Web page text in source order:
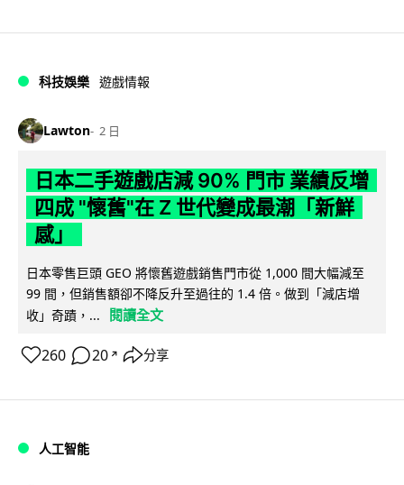
科技娛樂 遊戲情報
Lawton 2 日
日本二手遊戲店減 90% 門市 業績反增
四成 "懷舊"在 Z 世代變成最潮「新鮮
感」
日本零售巨頭 GEO 將懷舊遊戲銷售門市從 1,000 間大幅減至
99 間，但銷售額卻不降反升至過往的 1.4 倍。做到「減店增
收」奇蹟，...
閱讀全文
260 20 ↗ 分享
人工智能